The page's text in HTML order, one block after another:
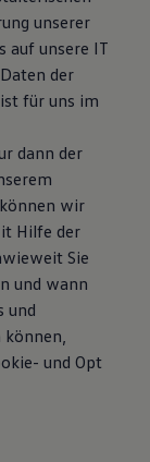
unserer
auf unsere IT
der
für uns im
dann der
wir
Hilfe der
Sie
und wann
und
können,
und Opt